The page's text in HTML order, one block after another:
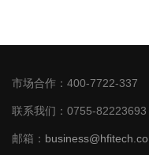
市场合作：400-7722-337
联系我们：0755-82223693
邮箱：